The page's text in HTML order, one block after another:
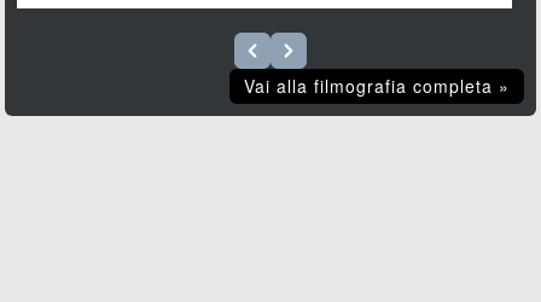
Vai alla filmografia completa »